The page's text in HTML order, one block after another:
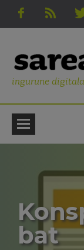
ingurune digitala
bat